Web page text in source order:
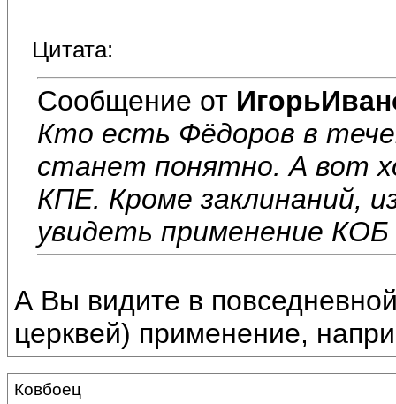
Цитата:
Сообщение от
Кто есть Фёдоров в
станет понятно. А вот
КПЕ. Кроме заклинаний,
увидеть применение КОБ
А Вы видите в
церквей) применение,
Ковбоец